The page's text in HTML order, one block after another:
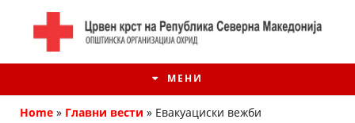
МЕНИ
Home » Главни вести » Евакуациски вежби